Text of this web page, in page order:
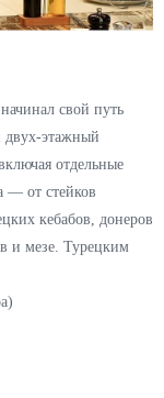
свой путь
двух-этажный
отдельные
— от стейков
кебабов, донеров
и мезе. Турецким